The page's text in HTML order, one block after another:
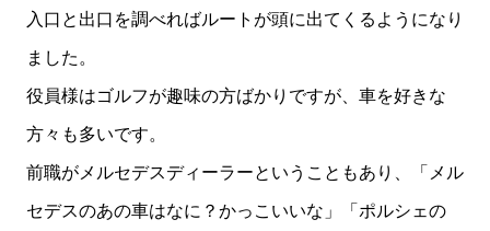
入口と出口を調べればルートが頭に出てくるようになり
ました。
役員様はゴルフが趣味の方ばかりですが、車を好きな
方々も多いです。
前職がメルセデスディーラーということもあり、「メル
セデスのあの車はなに？かっこいいな」「ポルシェの